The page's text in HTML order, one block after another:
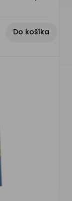
Do košíka